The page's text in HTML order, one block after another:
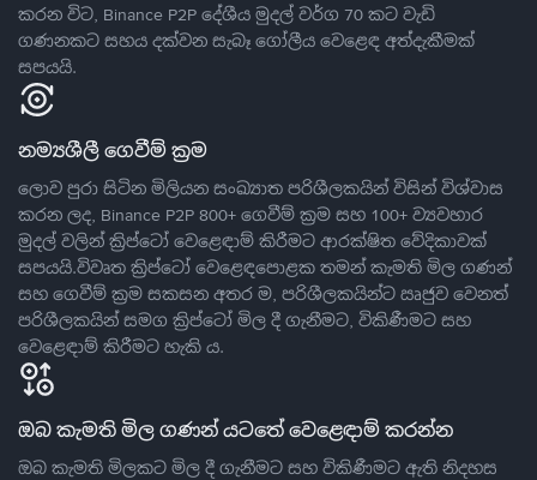
කරන විට, Binance P2P දේශීය මුදල් වර්ග 70 කට වැඩි
ගණනකට සහය දක්වන සැබෑ ගෝලීය වෙළෙඳ අත්දැකීමක්
සපයයි.
නම්‍යශීලී ගෙවීම් ක්‍රම
ලොව පුරා සිටින මිලියන සංඛ්‍යාත පරිශීලකයින් විසින් විශ්වාස
කරන ලද, Binance P2P 800+ ගෙවීම් ක්‍රම සහ 100+ ව්‍යවහාර
මුදල් වලින් ක්‍රිප්ටෝ වෙළෙඳාම් කිරීමට ආරක්ෂිත වේදිකාවක්
සපයයි.විවෘත ක්‍රිප්ටෝ වෙළෙඳපොළක තමන් කැමති මිල ගණන්
සහ ගෙවීම් ක්‍රම සකසන අතර ම, පරිශීලකයින්ට ඍජුව වෙනත්
පරිශීලකයින් සමග ක්‍රිප්ටෝ මිල දී ගැනීමට, විකිණීමට සහ
වෙළෙඳාම් කිරීමට හැකි ය.
ඔබ කැමති මිල ගණන් යටතේ වෙළෙඳාම් කරන්න
ඔබ කැමති මිලකට මිල දී ගැනීමට සහ විකිණීමට ඇති නිදහස